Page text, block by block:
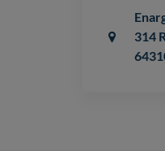
314